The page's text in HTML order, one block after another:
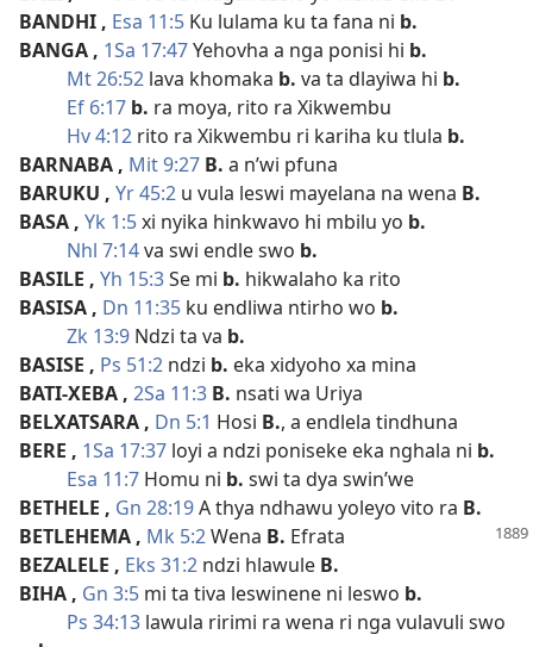
BANDHI , Esa 11:5 Ku lulama ku ta fana ni b.
BANGA , 1Sa 17:47Yehovha a nga ponisi hi b.
Mt 26:52 lava khomaka b. va ta dlayiwa hi b.
Ef 6:17 b. ra moya, rito ra Xikwembu
Hv 4:12 rito ra Xikwembu ri kariha ku tlula b.
BARNABA , Mit 9:27 B. a n’wi pfuna
BARUKU , Yr 45:2 u vula leswi mayelana na wena B.
BASA , Yk 1:5xi nyika hinkwavo hi mbilu yo b.
Nhl 7:14va swi endle swo b.
BASILE , Yh 15:3Se mi b. hikwalaho ka rito
BASISA , Dn 11:35 ku endliwa ntirho wo b.
Zk 13:9 Ndzi ta va b.
BASISE , Ps 51:2 ndzi b. eka xidyoho xa mina
BATI-XEBA , 2Sa 11:3 B. nsati wa Uriya
BELXATSARA , Dn 5:1 Hosi B., a endlela tindhuna
BERE , 1Sa 17:37 loyi a ndzi poniseke eka nghala ni b.
Esa 11:7 Homu ni b. swi ta dya swin’we
BETHELE , Gn 28:19A thya ndhawu yoleyo vito ra B.
BETLEHEMA , Mk 5:2Wena B. Efrata
BEZALELE , Eks 31:2 ndzi hlawule B.
BIHA , Gn 3:5 mi ta tiva leswinene ni leswo b.
Ps 34:13 lawula ririmi ra wena ri nga vulavuli swo